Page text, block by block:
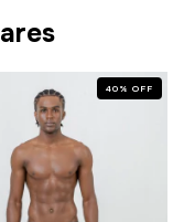
40 % OFF